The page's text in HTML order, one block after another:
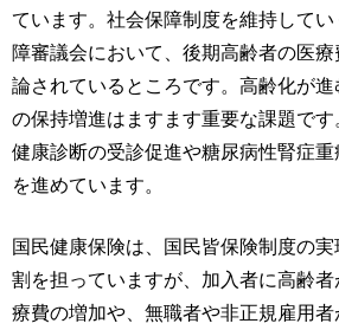
ています。社会保障制度を維持して
障審議会において、後期高齢者の医
論されているところです。高齢化が
の保持増進はますます重要な課題です
健康診断の受診促進や糖尿病性腎症
を進めています。
国民健康保険は、国民皆保険制度の
割を担っていますが、加入者に高齢
療費の増加や、無職者や非正規雇用